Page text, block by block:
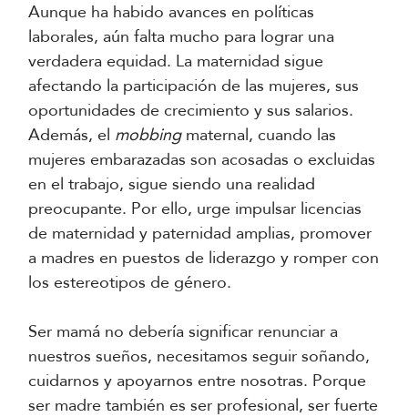
Aunque ha habido avances en políticas
laborales, aún falta mucho para lograr una
verdadera equidad. La maternidad sigue
afectando la participación de las mujeres, sus
oportunidades de crecimiento y sus salarios.
Además, el mobbingmaternal, cuando las
mujeres embarazadas son acosadas o excluidas
en el trabajo, sigue siendo una realidad
preocupante. Por ello, urge impulsar licencias
de maternidad y paternidad amplias, promover
a madres en puestos de liderazgo y romper con
los estereotipos de género.
Ser mamá no debería significar renunciar a
nuestros sueños, necesitamos seguir soñando,
cuidarnos y apoyarnos entre nosotras. Porque
ser madre también es ser profesional, ser fuerte